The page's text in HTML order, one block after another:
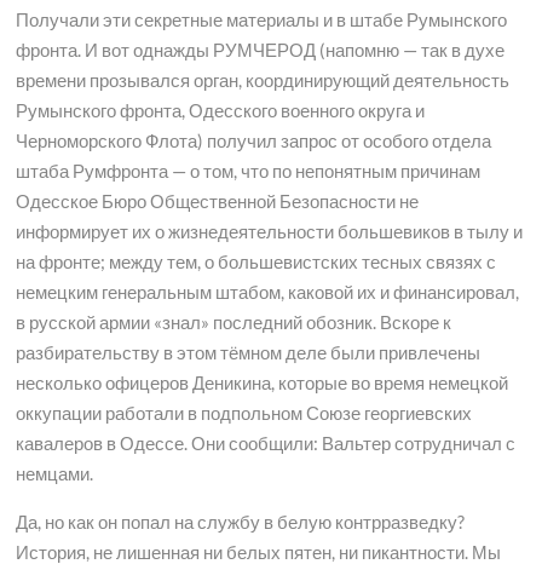
Получали эти секретные материалы и в штабе Румынского
фронта. И вот однажды РУМЧЕРОД (напомню — так в духе
времени прозывался орган, координирующий деятельность
Румынского фронта, Одесского военного округа и
Черноморского Флота) получил запрос от особого отдела
штаба Румфронта — о том, что по непонятным причинам
Одесское Бюро Общественной Безопасности не
информирует их о жизнедеятельности большевиков в тылу и
на фронте; между тем, о большевистских тесных связях с
немецким генеральным штабом, каковой их и финансировал,
в русской армии «знал» последний обозник. Вскоре к
разбирательству в этом тёмном деле были привлечены
несколько офицеров Деникина, которые во время немецкой
оккупации работали в подпольном Союзе георгиевских
кавалеров в Одессе. Они сообщили: Вальтер сотрудничал с
немцами.
Да, но как он попал на службу в белую контрразведку?
История, не лишенная ни белых пятен, ни пикантности. Мы